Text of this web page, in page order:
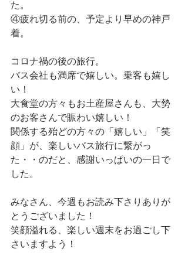
た。
④疲れ切る前の、予定より早めの神戸
着。
コロナ禍の後の旅行。
バス会社も満席で嬉しい。乗客も嬉し
い！
大食堂の方々もお土産屋さんも、大勢
のお客さんで賑わい嬉しい！
関係する殆どの方々の「嬉しい」「笑
顔」が、楽しいバス旅行に繋がっ
た・・のだと、感謝いっぱいの一日で
した。
みなさん、今週もお読み下さりありが
とうございました！
笑顔溢れる、楽しい週末をお過ごし下
さいますよう！